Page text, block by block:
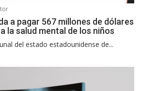
a pagar 567 millones de dólares
la salud mental de los niños
del estado estadounidense de...